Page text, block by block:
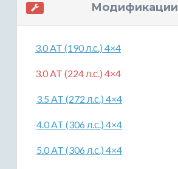
Модификации
3.0 AT (190 л.с.) 4×4
3.0 AT (224 л.с.) 4×4
3.5 AT (272 л.с.) 4×4
4.0 AT (306 л.с.) 4×4
5.0 AT (306 л.с.) 4×4